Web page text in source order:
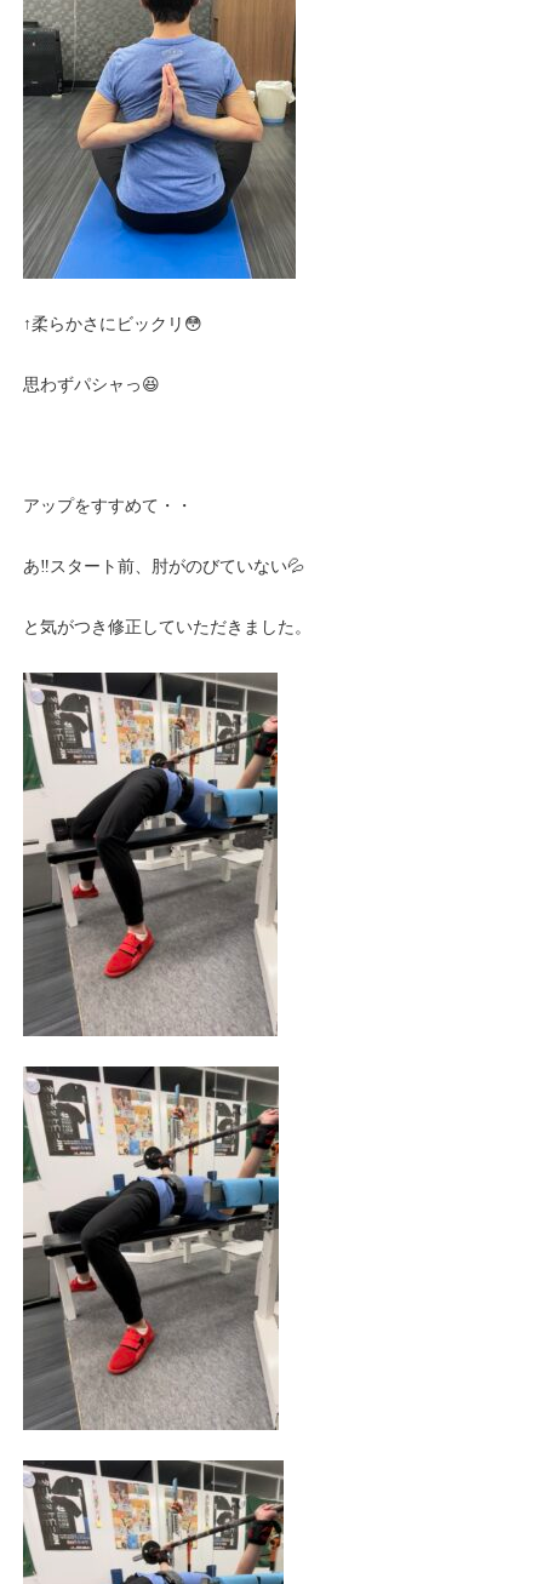
↑柔らかさにビックリ😳
思わずパシャっ😆
アップをすすめて・・
あ‼️スタート前、肘がのびていない💦
と気がつき修正していただきました。